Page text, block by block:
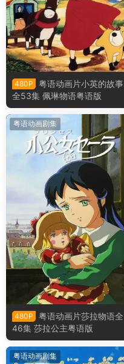
480P
粤语动画片小英的故事
全53集 佩琳物语粤语版
粤语动画剧集
480P
粤语动画片莎拉物语全
46集 莎拉公主粤语版
粤语动画剧集